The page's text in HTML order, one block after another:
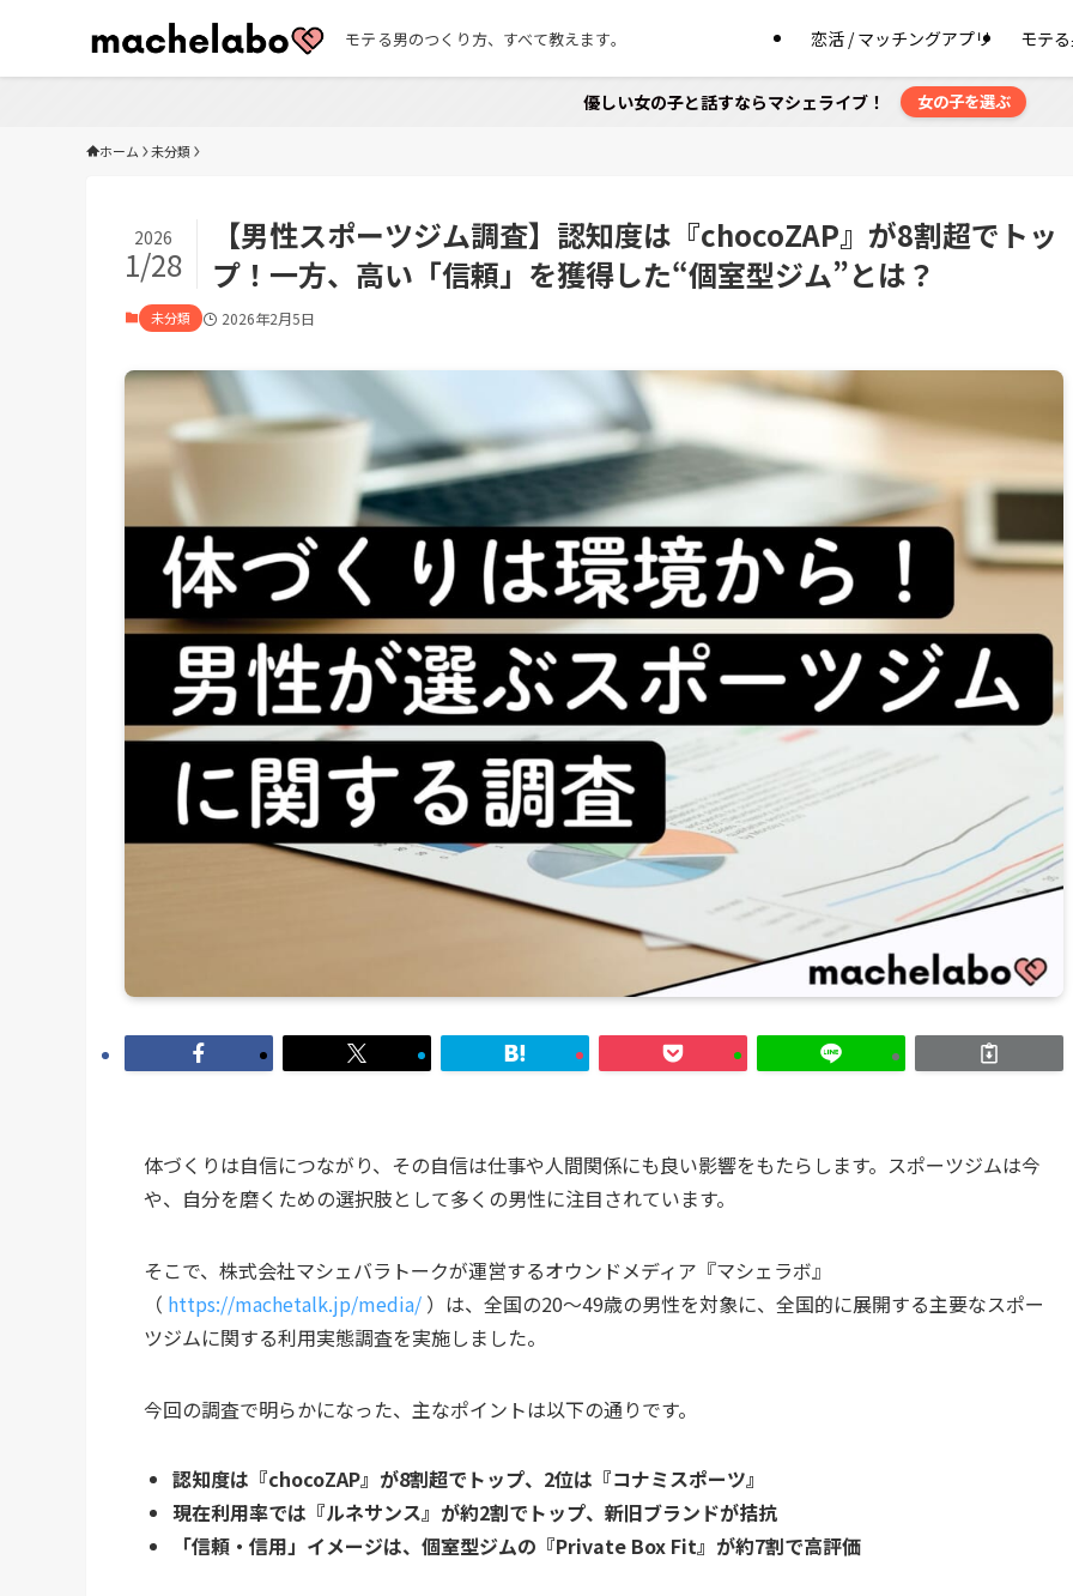
モテる男のつくり方、すべて教えます。 恋活 / マッチングアプリ モテ
優しい女の子と話すならマシェライブ！ 女の子を選ぶ
ホーム 未分類
【男性スポーツジム調査】認知度は『chocoZAP』が8割超でトッ
プ！一方、高い「信頼」を獲得した“個室型ジム”とは？
2026
1/28
未分類 2026年2月5日
体づくりは自信につながり、その自信は仕事や人間関係にも良い影響をもたらします。スポーツジムは今
や、自分を磨くための選択肢として多くの男性に注目されています。
そこで、株式会社マシェバラトークが運営するオウンドメディア『マシェラボ』
（ https://machetalk.jp/media/ ）は、全国の20～49歳の男性を対象に、全国的に展開する主要なスポー
ツジムに関する利用実態調査を実施しました。
今回の調査で明らかになった、主なポイントは以下の通りです。
認知度は『chocoZAP』が8割超でトップ、2位は『コナミスポーツ』
現在利用率では『ルネサンス』が約2割でトップ、新旧ブランドが拮抗
「信頼・信用」イメージは、個室型ジムの『Private Box Fit』が約7割で高評価